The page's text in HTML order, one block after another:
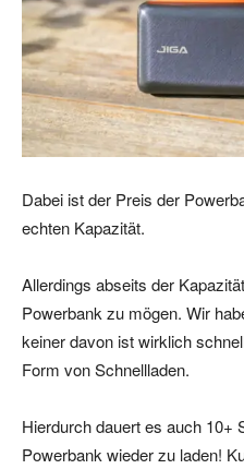
Dabei ist der Preis der
echten Kapazität.
Allerdings abseits der
Powerbank zu mögen. Wir
keiner davon ist wirklich
Form von Schnellladen.
Hierdurch dauert es auch 10+
Powerbank wieder zu laden!